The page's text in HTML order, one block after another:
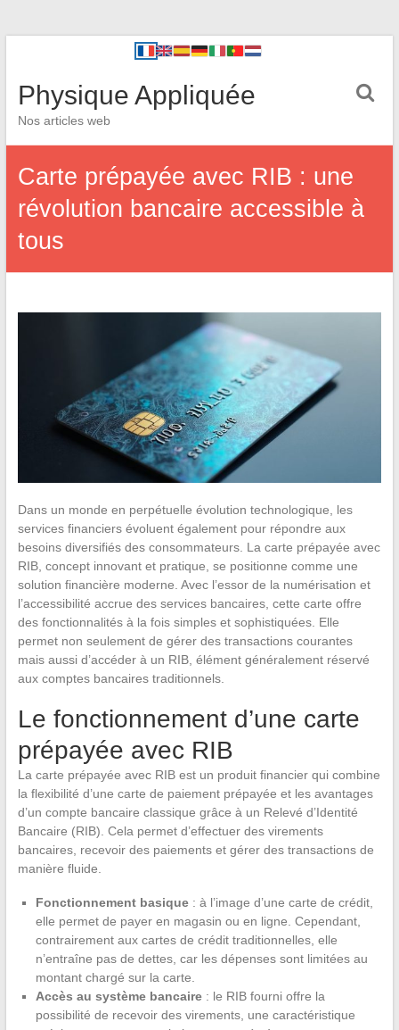
Physique Appliquée
Nos articles web
Carte prépayée avec RIB : une
révolution bancaire accessible à
tous
Dans un monde en perpétuelle évolution technologique, les
services financiers évoluent également pour répondre aux
besoins diversifiés des consommateurs. La carte prépayée avec
RIB, concept innovant et pratique, se positionne comme une
solution financière moderne. Avec l’essor de la numérisation et
l’accessibilité accrue des services bancaires, cette carte offre
des fonctionnalités à la fois simples et sophistiquées. Elle
permet non seulement de gérer des transactions courantes
mais aussi d’accéder à un RIB, élément généralement réservé
aux comptes bancaires traditionnels.
Le fonctionnement d’une carte
prépayée avec RIB
La carte prépayée avec RIB est un produit financier qui combine
la flexibilité d’une carte de paiement prépayée et les avantages
d’un compte bancaire classique grâce à un Relevé d’Identité
Bancaire (RIB). Cela permet d’effectuer des virements
bancaires, recevoir des paiements et gérer des transactions de
manière fluide.
Fonctionnement basique: à l’image d’une carte de crédit,
elle permet de payer en magasin ou en ligne. Cependant,
contrairement aux cartes de crédit traditionnelles, elle
n’entraîne pas de dettes, car les dépenses sont limitées au
montant chargé sur la carte.
Accès au système bancaire: le RIB fourni offre la
possibilité de recevoir des virements, une caractéristique